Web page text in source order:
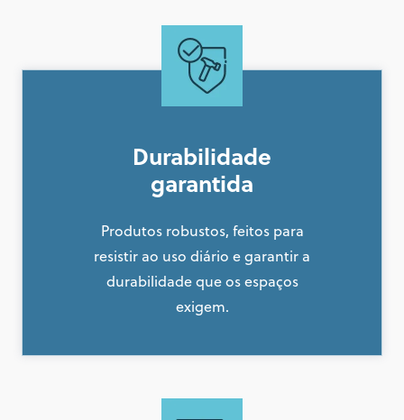
Durabilidade
garantida
Produtos robustos, feitos para
resistir ao uso diário e garantir a
durabilidade que os espaços
exigem.